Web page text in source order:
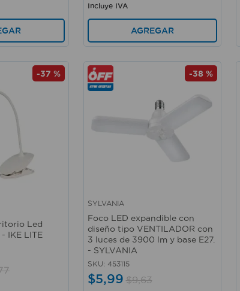
Incluye IVA
AGREGAR
-37 %
Led
IKE LITE
-38 %
SYLVANIA
Foco LED expandible con
diseño tipo VENTILADOR con
3 luces de 3900 lm y base E27.
- SYLVANIA
SKU: 453115
$5,99 $9,63